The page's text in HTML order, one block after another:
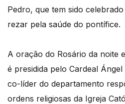
Pedro, que tem sido
rezar pela saúde do pontífice.
A oração do Rosário da noite
é presidida pelo Cardeal
co-líder do departamento
ordens religiosas da Igreja